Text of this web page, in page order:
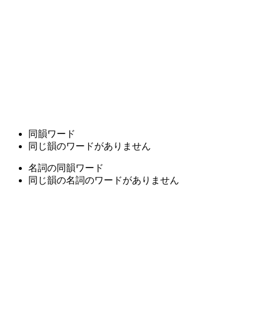
同韻ワード
同じ韻のワードがありません
名詞の同韻ワード
同じ韻の名詞のワードがありません